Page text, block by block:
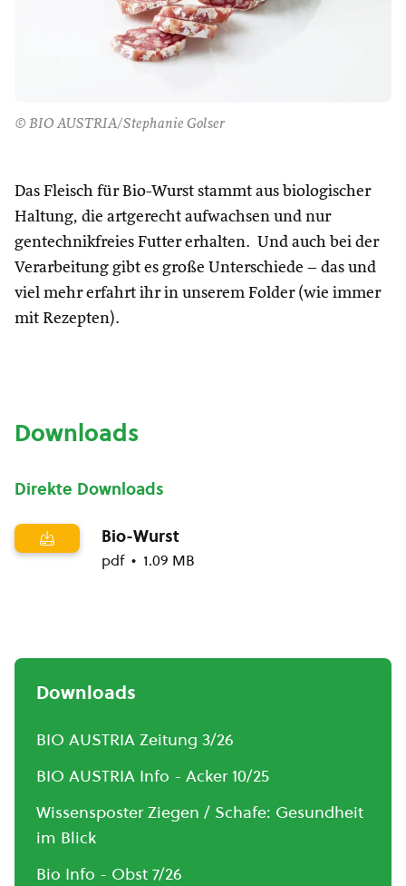
© BIO AUSTRIA/Stephanie Golser
Das Fleisch für Bio-Wurst stammt aus biologischer
Haltung, die artgerecht aufwachsen und nur
gentechnikfreies Futter erhalten. Und auch bei der
Verarbeitung gibt es große Unterschiede – das und
viel mehr erfahrt ihr in unserem Folder (wie immer
mit Rezepten).
Downloads
Direkte Downloads
Bio-Wurst
pdf 1.09 MB
Downloads
BIO AUSTRIA Zeitung 3/26
BIO AUSTRIA Info - Acker 10/25
Wissensposter Ziegen / Schafe: Gesundheit
im Blick
Bio Info - Obst 7/26